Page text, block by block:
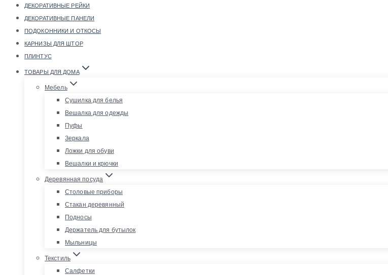
ДЕКОРАТИВНЫЕ РЕЙКИ
ДЕКОРАТИВНЫЕ ПАНЕЛИ
ПОДОКОННИКИ И ОТКОСЫ
КАРНИЗЫ ДЛЯ ШТОР
ПЛИНТУС
ТОВАРЫ ДЛЯ ДОМА
Мебель
Сушилка для белья
Вешалка для одежды
Пуфы
Зеркала
Ложки для обуви
Вешалки и крючки
Деревянная посуда
Столовые приборы
Стакан деревянный
Подносы
Держатель для бутылок
Мыльницы
Текстиль
Салфетки